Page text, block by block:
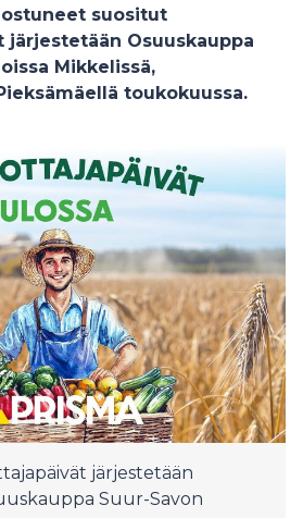
suositut
Osuuskauppa
Mikkelissä,
toukokuussa.
järjestetään
Suur-Savon